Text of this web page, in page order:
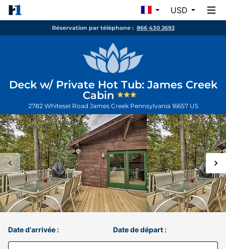
USD
Réservation par téléphone : 866 430 2692
Deck w/ Private Hot Tub: James Creek
Cabin
2782 Whitesel Road James Creek Pennsylvania 16657 US
Date d'arrivée : Date de départ :